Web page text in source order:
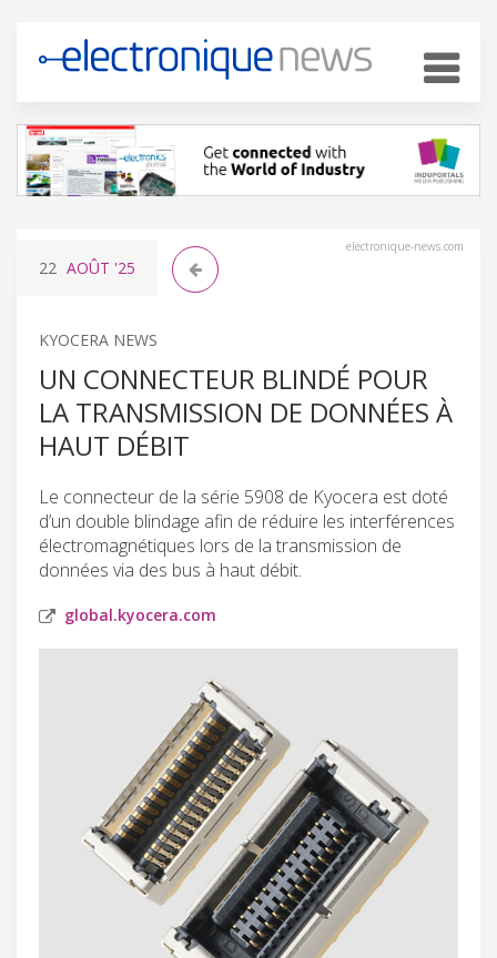
electronique-news.com
22 AOÛT '25
KYOCERA NEWS
UN CONNECTEUR BLINDÉ POUR
LA TRANSMISSION DE DONNÉES À
HAUT DÉBIT
Le connecteur de la série 5908 de Kyocera est doté
d’un double blindage afin de réduire les interférences
électromagnétiques lors de la transmission de
données via des bus à haut débit.
global.kyocera.com